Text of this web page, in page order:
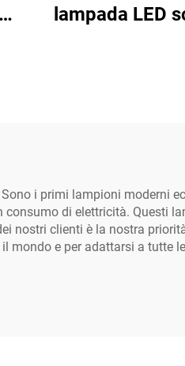
lampada LED
i primi lampioni moderni
di elettricità. Questi
nostri clienti è la nostra
mondo e per adattarsi a tutte